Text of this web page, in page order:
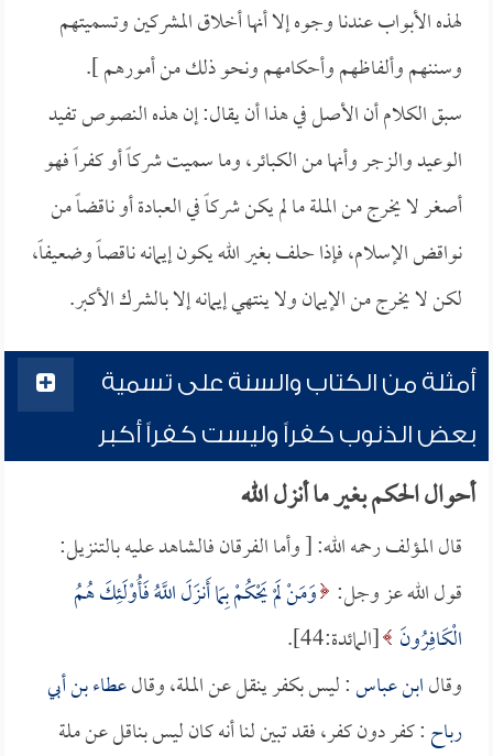
لهذه الأبواب عندنا وجوه إلا أنها أخلاق المشركين وتسميتهم
وسننهم وألفاظهم وأحكامهم ونحو ذلك من أمورهم ].
سبق الكلام أن الأصل في هذا أن يقال: إن هذه النصوص تفيد
الوعيد والزجر وأنها من الكبائر، وما سميت شركاً أو كفراً فهو
أصغر لا يخرج من الملة ما لم يكن شركاً في العبادة أو ناقضاً من
نواقض الإسلام، فإذا حلف بغير الله يكون إيمانه ناقصاً وضعيفاً،
لكن لا يخرج من الإيمان ولا ينتهي إيمانه إلا بالشرك الأكبر.
أمثلة من الكتاب والسنة على تسمية
بعض الذنوب كفراً وليست كفراً أكبر
أحوال الحكم بغير ما أنزل الله
قال المؤلف رحمه الله: [ وأما الفرقان فالشاهد عليه بالتنزيل:
قول الله عز وجل: وَمَنْ لَمْ يَحْكُمْ بِمَا أَنزَلَ اللَّهُ فَأُوْلَئِكَ هُمُ
الْكَافِرُونَ [المائدة:44].
وقالابن عباس: ليس بكفر ينقل عن الملة، وقالعطاء بن أبي
رباح: كفر دون كفر، فقد تبين لنا أنه كان ليس بناقل عن ملة